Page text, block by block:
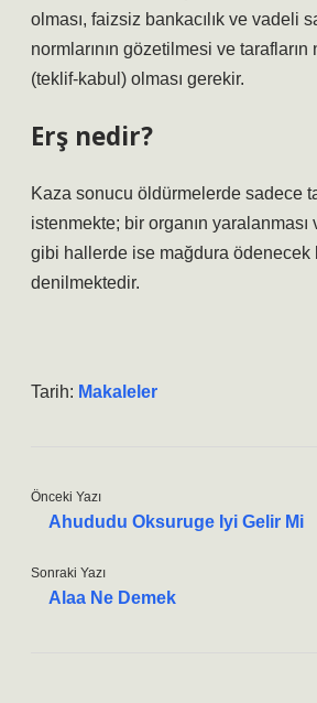
olması, faizsiz bankacılık ve vadeli
normlarının gözetilmesi ve
(teklif-kabul) olması gerekir.
Erş nedir?
Kaza sonucu öldürmelerde sadece
istenmekte; bir organın yaralanması
gibi hallerde ise mağdura ödenecek
denilmektedir.
Tarih: Makaleler
Önceki Yazı
Ahududu Oksuruge Iyi Gelir Mi
Sonraki Yazı
Alaa Ne Demek